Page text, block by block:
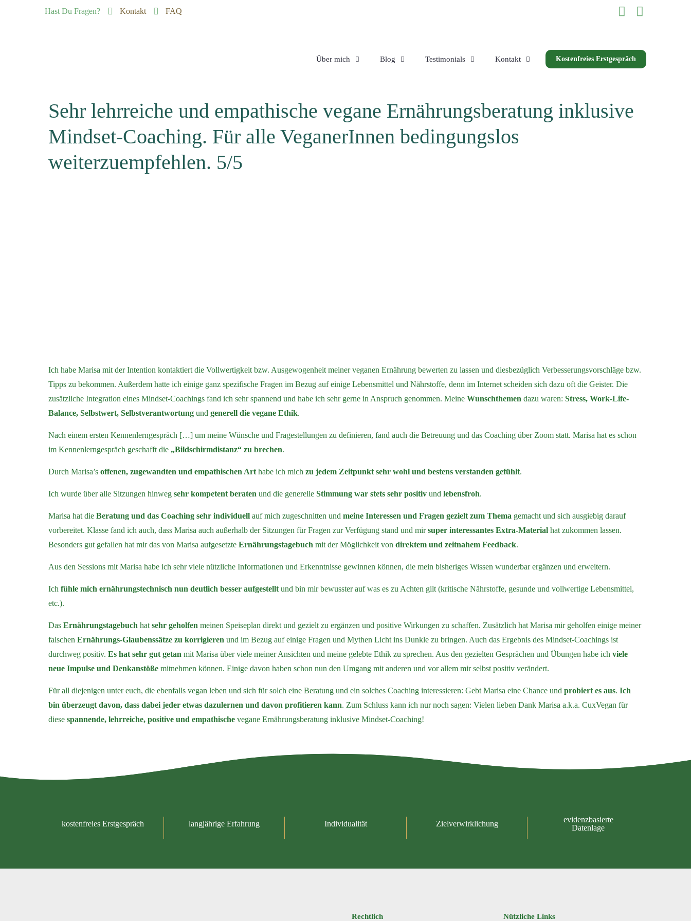
Hast Du Fragen? Kontakt FAQ
Über mich Blog Testimonials Kontakt Kostenfreies Erstgespräch
Sehr lehrreiche und empathische vegane Ernährungsberatung inklusive
Mindset-Coaching. Für alle VeganerInnen bedingungslos
weiterzuempfehlen. 5/5
Ich habe Marisa mit der Intention kontaktiert die Vollwertigkeit bzw. Ausgewogenheit meiner veganen Ernährung bewerten zu lassen und diesbezüglich Verbesserungsvorschläge bzw.
Tipps zu bekommen. Außerdem hatte ich einige ganz spezifische Fragen im Bezug auf einige Lebensmittel und Nährstoffe, denn im Internet scheiden sich dazu oft die Geister. Die
zusätzliche Integration eines Mindset-Coachings fand ich sehr spannend und habe ich sehr gerne in Anspruch genommen. Meine Wunschthemen dazu waren: Stress, Work-Life-
Balance, Selbstwert, Selbstverantwortung und generell die vegane Ethik.
Nach einem ersten Kennenlerngespräch […] um meine Wünsche und Fragestellungen zu definieren, fand auch die Betreuung und das Coaching über Zoom statt. Marisa hat es schon
im Kennenlerngespräch geschafft die „Bildschirmdistanz“ zu brechen.
Durch Marisa’s offenen, zugewandten und empathischen Art habe ich mich zu jedem Zeitpunkt sehr wohl und bestens verstanden gefühlt.
Ich wurde über alle Sitzungen hinweg sehr kompetent beraten und die generelle Stimmung war stets sehr positiv und lebensfroh.
Marisa hat die Beratung und das Coaching sehr individuell auf mich zugeschnitten und meine Interessen und Fragen gezielt zum Thema gemacht und sich ausgiebig darauf
vorbereitet. Klasse fand ich auch, dass Marisa auch außerhalb der Sitzungen für Fragen zur Verfügung stand und mirsuper interessantes Extra-Material hat zukommen lassen.
Besonders gut gefallen hat mir das von Marisa aufgesetzte Ernährungstagebuch mit der Möglichkeit von direktem und zeitnahem Feedback.
Aus den Sessions mit Marisa habe ich sehr viele nützliche Informationen und Erkenntnisse gewinnen können, die mein bisheriges Wissen wunderbar ergänzen und erweitern.
Ich fühle mich ernährungstechnisch nun deutlich besser aufgestellt und bin mir bewusster auf was es zu Achten gilt (kritische Nährstoffe, gesunde und vollwertige Lebensmittel,
etc.).
Das Ernährungstagebuch hat sehr geholfen meinen Speiseplan direkt und gezielt zu ergänzen und positive Wirkungen zu schaffen. Zusätzlich hat Marisa mir geholfen einige meiner
falschen Ernährungs-Glaubenssätze zu korrigieren und im Bezug auf einige Fragen und Mythen Licht ins Dunkle zu bringen. Auch das Ergebnis des Mindset-Coachings ist
durchweg positiv. Es hat sehr gut getan mit Marisa über viele meiner Ansichten und meine gelebte Ethik zu sprechen. Aus den gezielten Gesprächen und Übungen habe ich viele
neue Impulse und Denkanstöße mitnehmen können. Einige davon haben schon nun den Umgang mit anderen und vor allem mir selbst positiv verändert.
Für all diejenigen unter euch, die ebenfalls vegan leben und sich für solch eine Beratung und ein solches Coaching interessieren: Gebt Marisa eine Chance und probiert es aus. Ich
bin überzeugt davon, dass dabei jeder etwas dazulernen und davon profitieren kann. Zum Schluss kann ich nur noch sagen: Vielen lieben Dank Marisa a.k.a. CuxVegan für
diese spannende, lehrreiche, positive und empathische vegane Ernährungsberatung inklusive Mindset-Coaching!
kostenfreies Erstgespräch langjährige Erfahrung Individualität Zielverwirklichung
evidenzbasierte
Datenlage
Rechtlich Nützliche Links